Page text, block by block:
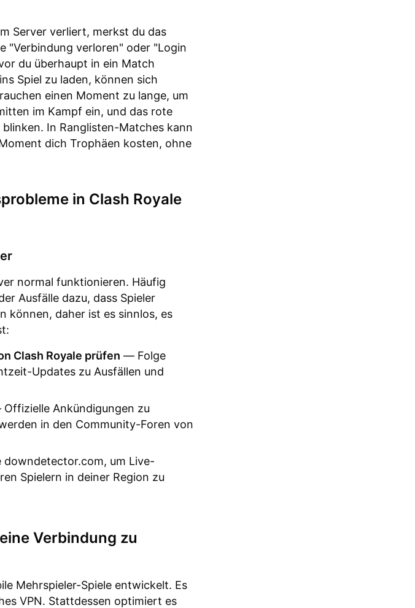
Server verliert, merkst du das
"Verbindung verloren" oder "Login
du überhaupt in ein Match
Spiel zu laden, können sich
einen Moment zu lange, um
im Kampf ein, und das rote
In Ranglisten-Matches kann
dich Trophäen kosten, ohne
in Clash Royale
normal funktionieren. Häufig
Ausfälle dazu, dass Spieler
können, daher ist es sinnlos, es
Clash Royale prüfen — Folge
Updates zu Ausfällen und
Ankündigungen zu
in den Community-Foren von
um Live-
Spielern in deiner Region zu
Verbindung zu
Mehrspieler-Spiele entwickelt. Es
VPN. Stattdessen optimiert es